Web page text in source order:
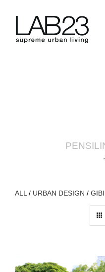
ALL/ URBAN DESIGN /